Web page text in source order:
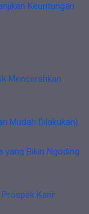
Keuntungan
Mencerahkan
Mudah Dilakukan)
Bikin Ngoding
Karir